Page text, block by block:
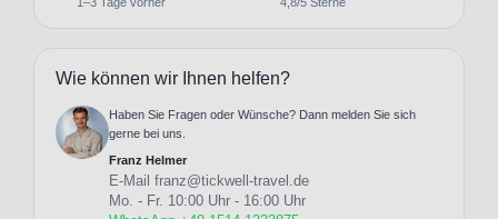
Wie können wir Ihnen helfen?
Haben Sie Fragen oder Wünsche? Dann melden Sie sich
gerne bei uns.
Franz Helmer
E-Mail franz@tickwell-travel.de
Mo. - Fr. 10:00 Uhr - 16:00 Uhr